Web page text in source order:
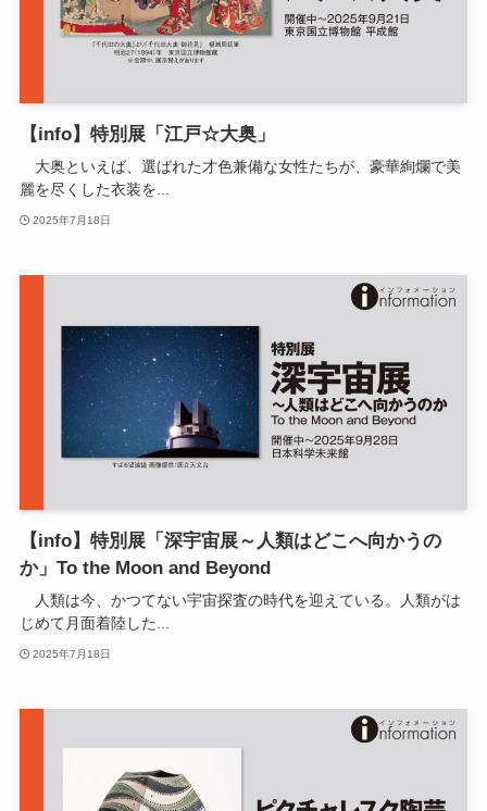
【info】特別展「江戸☆大奥」
大奥といえば、選ばれた才色兼備な女性たちが、豪華絢爛で美
麗を尽くした衣装を...
2025年7月18日
【info】特別展「深宇宙展～人類はどこへ向かうの
か」To the Moon and Beyond
人類は今、かつてない宇宙探査の時代を迎えている。人類がは
じめて月面着陸した...
2025年7月18日